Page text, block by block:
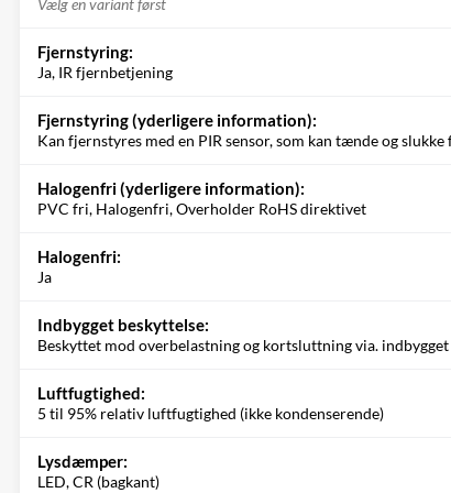
Vælg en variant først
Fjernstyring:
Ja, IR fjernbetjening
Fjernstyring (yderligere information):
Kan fjernstyres med en PIR sensor, som kan tænde og
Halogenfri (yderligere information):
PVC fri, Halogenfri, Overholder RoHS direktivet
Halogenfri:
Ja
Indbygget beskyttelse:
Beskyttet mod overbelastning og kortsluttning via.
Luftfugtighed:
5 til 95% relativ luftfugtighed (ikke kondenserende)
Lysdæmper:
LED, CR (bagkant)